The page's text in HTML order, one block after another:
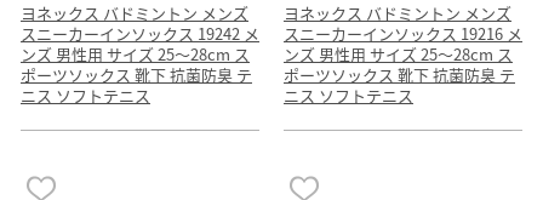
ヨネックス バドミントン メンズ
スニーカーインソックス 19242 メ
ンズ 男性用 サイズ 25〜28cm ス
ポーツソックス 靴下 抗菌防臭 テ
ニス ソフトテニス
ヨネックス バドミントン メンズ
スニーカーインソックス 19216 メ
ンズ 男性用 サイズ 25〜28cm ス
ポーツソックス 靴下 抗菌防臭 テ
ニス ソフトテニス